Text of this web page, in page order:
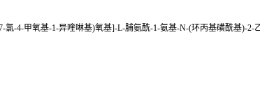
氯-4-甲氧基-1-异喹啉基)氧基]-L-脯氨酰-1-氨基-N-(环丙基磺酰基)-2-